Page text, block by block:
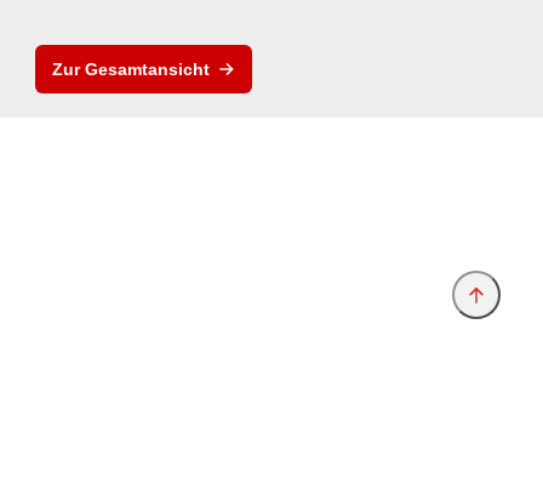
Zur Gesamtansicht